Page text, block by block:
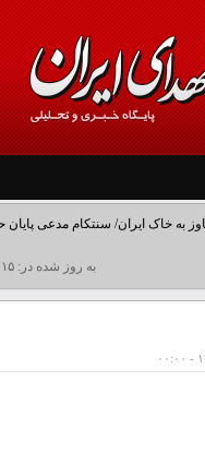
به خاک ایران/ سنتکام مدعی پایان
به روز شده در: ۱۵ مرداد ۱۴۰۵ - ۱۶:۴۸